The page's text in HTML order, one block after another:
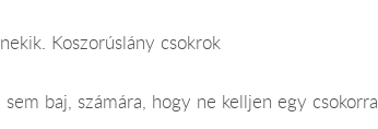
Koszorúslány csokrok
baj, számára, hogy ne kelljen egy csokorra